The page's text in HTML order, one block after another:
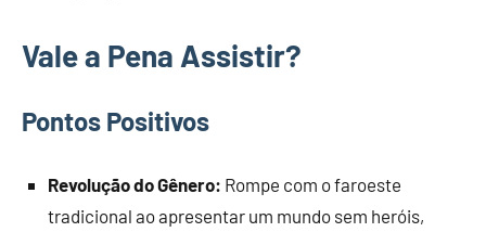
Vale a Pena Assistir?
Pontos Positivos
Revolução do Gênero: Rompe com o faroeste
tradicional ao apresentar um mundo sem heróis,